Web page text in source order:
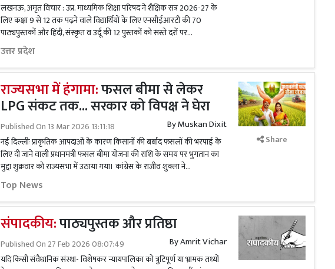
लखनऊ, अमृत विचार : उप्र. माध्यमिक शिक्षा परिषद ने शैक्षिक सत्र 2026-27 के
लिए कक्षा 9 से 12 तक पढ़ने वाले विद्यार्थियों के लिए एनसीईआरटी की 70
पाठ्यपुस्तकों और हिंदी, संस्कृत व उर्दू की 12 पुस्तकों को सस्ते दरों पर...
उत्तर प्रदेश
राज्यसभा में हंगामा:फसल बीमा से लेकर
LPG संकट तक... सरकार को विपक्ष ने घेरा
Published On 13 Mar 2026 13:11:18 ByMuskan Dixit
नई दिल्लीः प्राकृतिक आपदाओं के कारण किसानों की बर्बाद फसलों की भरपाई के
लिए दी जाने वाली प्रधानमंत्री फसल बीमा योजना की राशि के समय पर भुगतान का
मुद्दा शुक्रवार को राज्यसभा में उठाया गया। कांग्रेस के राजीव शुक्ला ने...
Top News
Share
संपादकीय:पाठ्यपुस्तक और प्रतिष्ठा
Published On 27 Feb 2026 08:07:49 ByAmrit Vichar
यदि किसी संवैधानिक संस्था- विशेषकर न्यायपालिका को त्रुटिपूर्ण या भ्रामक तथ्यों